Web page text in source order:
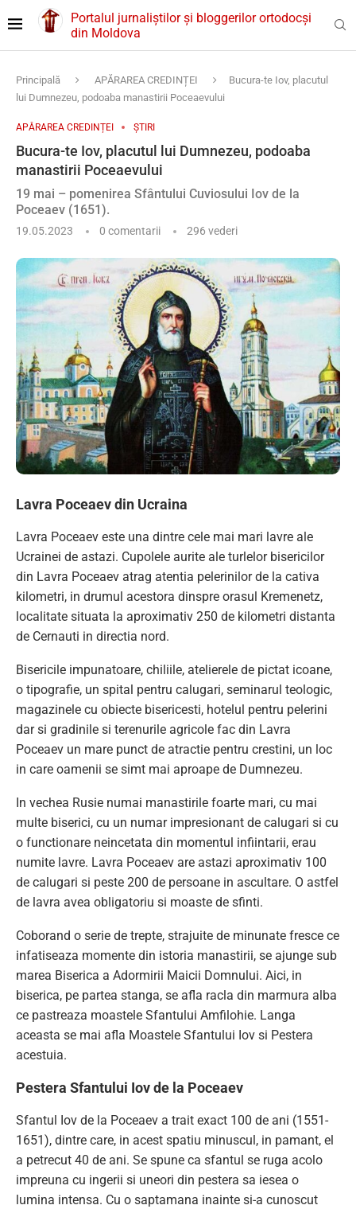
Portalul jurnaliștilor și bloggerilor ortodocși
din Moldova
Principală APĂRAREA CREDINȚEI
Bucura-te Iov, placutul
lui Dumnezeu, podoaba manastirii Poceaevului
APĂRAREA CREDINȚEI ȘTIRI
Bucura-te Iov, placutul lui Dumnezeu, podoaba
manastirii Poceaevului
19 mai – pomenirea Sfântului Cuviosului Iov de la
Poceaev (1651).
19.05.2023 0 comentarii 296 vederi
Lavra Poceaev din Ucraina
Lavra Poceaev este una dintre cele mai mari lavre ale
Ucrainei de astazi. Cupolele aurite ale turlelor bisericilor
din Lavra Poceaev atrag atentia pelerinilor de la cativa
kilometri, in drumul acestora dinspre orasul Kremenetz,
localitate situata la aproximativ 250 de kilometri distanta
de Cernauti in directia nord.
Bisericile impunatoare, chiliile, atelierele de pictat icoane,
o tipografie, un spital pentru calugari, seminarul teologic,
magazinele cu obiecte bisericesti, hotelul pentru pelerini
dar si gradinile si terenurile agricole fac din Lavra
Poceaev un mare punct de atractie pentru crestini, un loc
in care oamenii se simt mai aproape de Dumnezeu.
In vechea Rusie numai manastirile foarte mari, cu mai
multe biserici, cu un numar impresionant de calugari si cu
o functionare neincetata din momentul infiintarii, erau
numite lavre. Lavra Poceaev are astazi aproximativ 100
de calugari si peste 200 de persoane in ascultare. O astfel
de lavra avea obligatoriu si moaste de sfinti.
Coborand o serie de trepte, strajuite de minunate fresce ce
infatiseaza momente din istoria manastirii, se ajunge sub
marea Biserica a Adormirii Maicii Domnului. Aici, in
biserica, pe partea stanga, se afla racla din marmura alba
ce pastreaza moastele Sfantului Amfilohie. Langa
aceasta se mai afla Moastele Sfantului Iov si Pestera
acestuia.
Pestera Sfantului Iov de la Poceaev
Sfantul Iov de la Poceaev a trait exact 100 de ani (1551-
1651), dintre care, in acest spatiu minuscul, in pamant, el
a petrecut 40 de ani. Se spune ca sfantul se ruga acolo
impreuna cu ingerii si uneori din pestera sa iesea o
lumina intensa. Cu o saptamana inainte si-a cunoscut